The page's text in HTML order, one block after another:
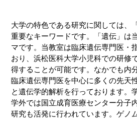
大学の特色である研究に関しては、
重要なキーワードです。「遺伝」は
マです。当教室は臨床遺伝専門医・
おり、浜松医科大学小児科での研修
得することが可能です。なかでも内
臨床遺伝専門医を中心に多くの先天
と遺伝学的解析を行っております。
学外では国立成育医療センター分子
研究も活発に行われています。ゲノ